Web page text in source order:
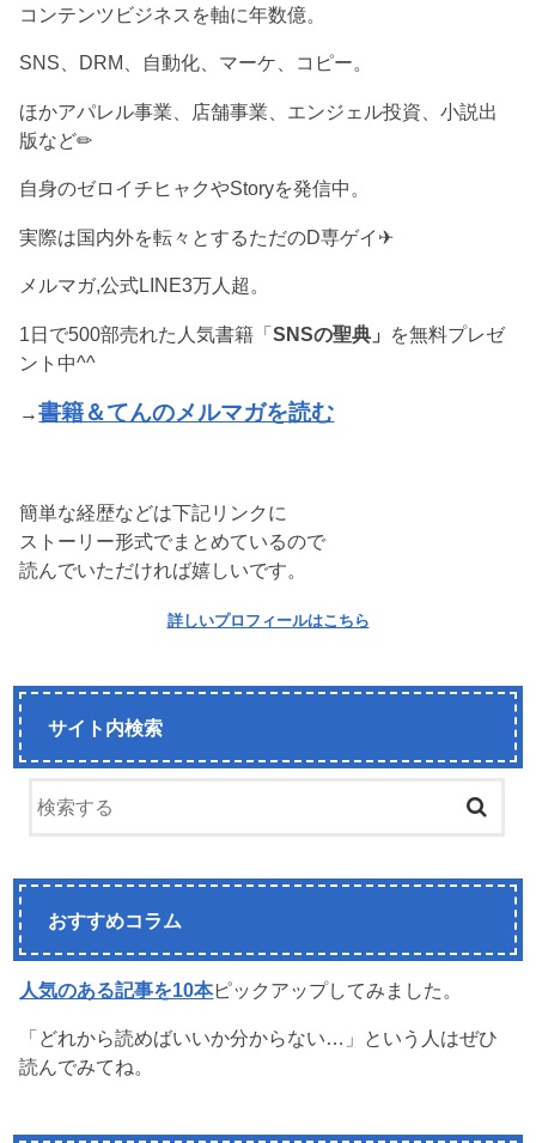
コンテンツビジネスを軸に年数億。
SNS、DRM、自動化、マーケ、コピー。
ほかアパレル事業、店舗事業、エンジェル投資、小説出
版など✏︎
自身のゼロイチヒャクやStoryを発信中。
実際は国内外を転々とするただのD専ゲイ✈︎
メルマガ,公式LINE3万人超。
1日で500部売れた人気書籍「SNSの聖典」 を無料プレゼ
ント中^^
→書籍＆てんのメルマガを読む
簡単な経歴などは下記リンクに
ストーリー形式でまとめているので
読んでいただければ嬉しいです。
詳しいプロフィールはこちら
サイト内検索
おすすめコラム
人気のある記事を10本ピックアップしてみました。
「どれから読めばいいか分からない…」という人はぜひ
読んでみてね。